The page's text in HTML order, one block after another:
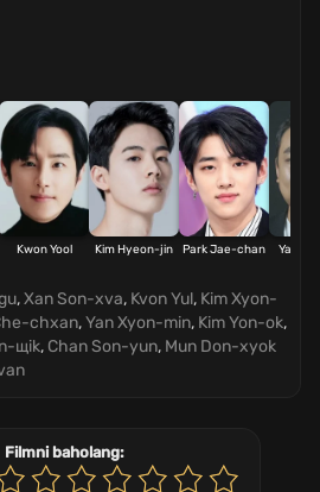
Kwon Yool Kim Hyeon-jin Park Jae-chan
Yang
,Xan Son-xva, Kvon Yul, Kim Xyon-
chxan,Yan Xyon-min, Kim Yon-ok,
щik, Chan Son-yun, Mun Don-xyok
Filmni baholang: